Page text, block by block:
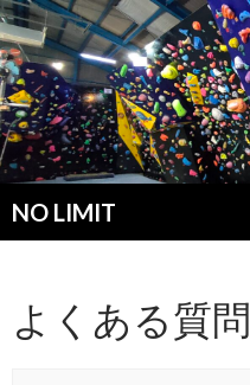
NO LIMIT
索
ツ
よくある質問